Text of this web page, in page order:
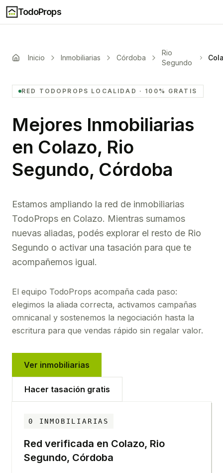
TodoProps
Inicio Inmobiliarias Córdoba
Rio
Segundo
RED TODOPROPS LOCALIDAD · 100% GRATIS
Mejores Inmobiliarias
en Colazo, Rio
Segundo, Córdoba
Estamos ampliando la red de inmobiliarias
TodoProps en Colazo. Mientras sumamos
nuevas aliadas, podés explorar el resto de Rio
Segundo o activar una tasación para que te
acompañemos igual.
El equipo TodoProps acompaña cada paso:
elegimos la aliada correcta, activamos campañas
omnicanal y sostenemos la negociación hasta la
escritura para que vendas rápido sin regalar valor.
Ver inmobiliarias
Hacer tasación gratis
0 INMOBILIARIAS
Red verificada en Colazo, Rio
Segundo, Córdoba